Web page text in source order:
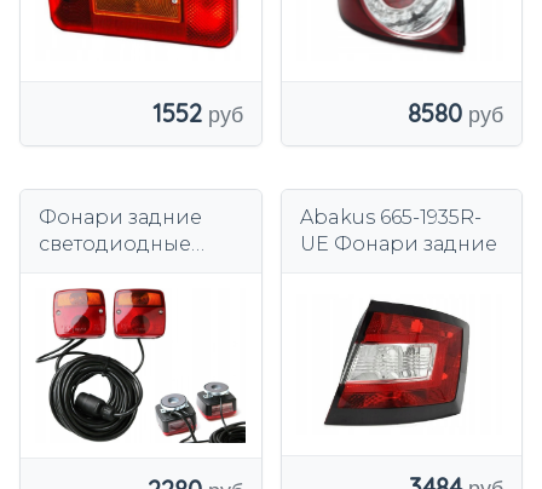
1552 8580
Фонари задние
светодиодные
class 05-09
красный дым LED
SEQ
Abakus 665-1935R-
UE Фонари задние